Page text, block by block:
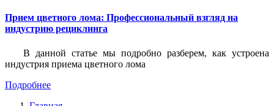
Прием цветного лома: Профессиональный взгляд на
индустрию рециклинга
В данной статье мы подробно разберем, как устроена
индустрия приема цветного лома
Подробнее